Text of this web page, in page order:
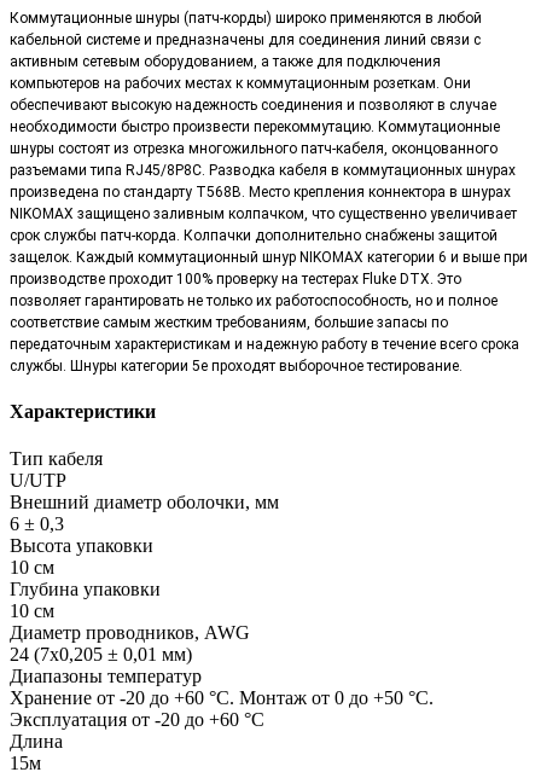
Коммутационные шнуры (патч-корды) широко применяются в любой
кабельной системе и предназначены для соединения линий связи с
активным сетевым оборудованием, а также для подключения
компьютеров на рабочих местах к коммутационным розеткам. Они
обеспечивают высокую надежность соединения и позволяют в случае
необходимости быстро произвести перекоммутацию. Коммутационные
шнуры состоят из отрезка многожильного патч-кабеля, оконцованного
разъемами типа RJ45/8P8C. Разводка кабеля в коммутационных шнурах
произведена по стандарту T568B. Место крепления коннектора в шнурах
NIKOMAX защищено заливным колпачком, что существенно увеличивает
срок службы патч-корда. Колпачки дополнительно снабжены защитой
защелок. Каждый коммутационный шнур NIKOMAX категории 6 и выше при
производстве проходит 100% проверку на тестерах Fluke DTX. Это
позволяет гарантировать не только их работоспособность, но и полное
соответствие самым жестким требованиям, большие запасы по
передаточным характеристикам и надежную работу в течение всего срока
службы. Шнуры категории 5е проходят выборочное тестирование.
Характеристики
Тип кабеля
U/UTP
Внешний диаметр оболочки, мм
6 ± 0,3
Высота упаковки
10 см
Глубина упаковки
10 см
Диаметр проводников, AWG
24 (7x0,205 ± 0,01 мм)
Диапазоны температур
Хранение от -20 до +60 °C. Монтаж от 0 до +50 °C.
Эксплуатация от -20 до +60 °C
Длина
15м